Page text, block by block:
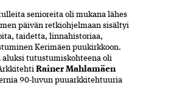
senioreita oli mukana lähes
päivän retkiohjelmaan sisältyi
taidetta, linnahistoriaa,
Kerimäen puukirkkoon.
aluksi tutustumiskohteena oli
Rainer Mahlamäen
90-luvun puuarkkitehtuuria